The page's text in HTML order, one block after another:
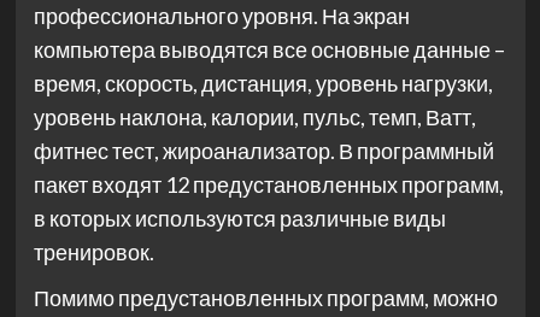
профессионального уровня. На экран
компьютера выводятся все основные данные –
время, скорость, дистанция, уровень нагрузки,
уровень наклона, калории, пульс, темп, Ватт,
фитнес тест, жироанализатор. В программный
пакет входят 12 предустановленных программ,
в которых используются различные виды
тренировок.
Помимо предустановленных программ, можно